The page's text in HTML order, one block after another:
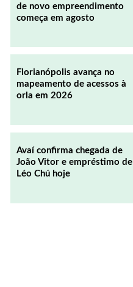
de novo empreendimento
começa em agosto
Florianópolis avança no
mapeamento de acessos à
orla em 2026
Avaí confirma chegada de
João Vitor e empréstimo de
Léo Chú hoje